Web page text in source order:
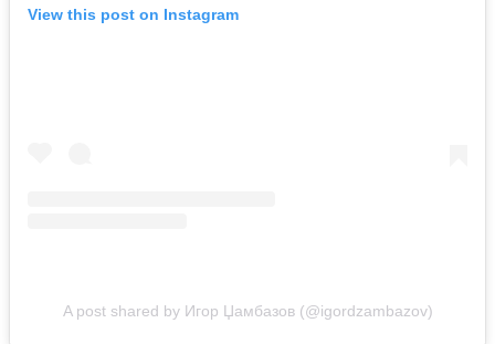
View this post on Instagram
A post shared by Игор Џамбазов (@igordzambazov)